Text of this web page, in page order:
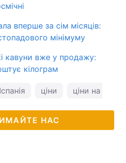
вперше за сім місяців:
мінімуму
кавуни вже у продажу:
кілограм
Іспанія ціни ціни на
НАС